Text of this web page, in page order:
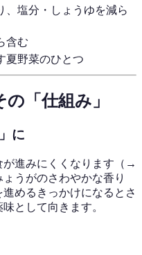
、塩分・しょうゆを減ら
含む
夏野菜のひとつ
「仕組み」
に
が進みにくくなります（→
ょうがのさわやかな香り
めるきっかけになるとさ
として向きます。